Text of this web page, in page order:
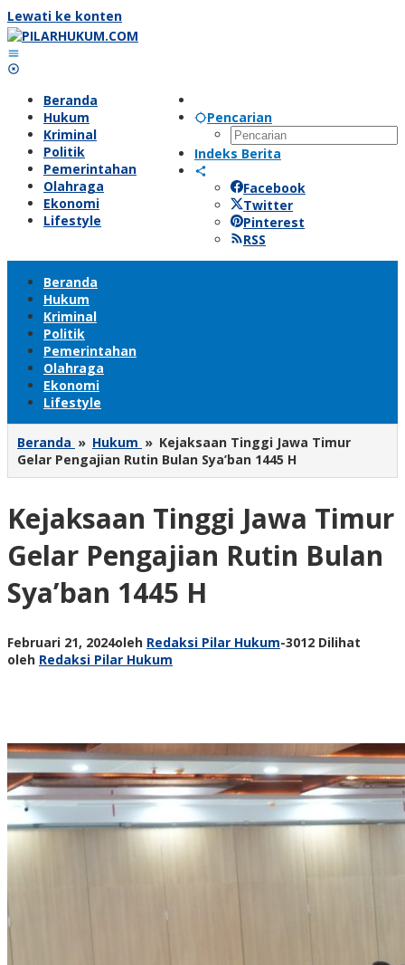
Lewati ke konten
Pencarian
Indeks Berita
Facebook
Twitter
Pinterest
RSS
Beranda
Hukum
Kriminal
Politik
Pemerintahan
Olahraga
Ekonomi
Lifestyle
Beranda
Hukum
Kriminal
Politik
Pemerintahan
Olahraga
Ekonomi
Lifestyle
Beranda » Hukum » Kejaksaan Tinggi Jawa Timur
Gelar Pengajian Rutin Bulan Sya’ban 1445 H
Kejaksaan Tinggi Jawa Timur
Gelar Pengajian Rutin Bulan
Sya’ban 1445 H
Februari 21, 2024oleh Redaksi Pilar Hukum-3012 Dilihat
oleh Redaksi Pilar Hukum